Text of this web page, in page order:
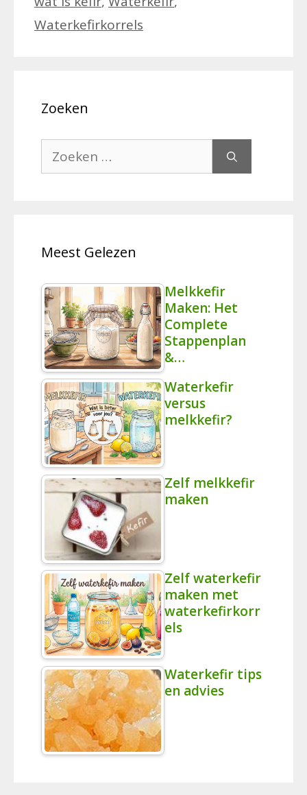
Waterkefirkorrels
Zoeken
Zoek
naar:
Meest Gelezen
Melkkefir
Maken: Het
Complete
Stappenplan
&…
Waterkefir
versus
melkkefir?
Zelf melkkefir
maken
Zelf waterkefir
maken met
waterkefirkorr
els
Waterkefir tips
en advies